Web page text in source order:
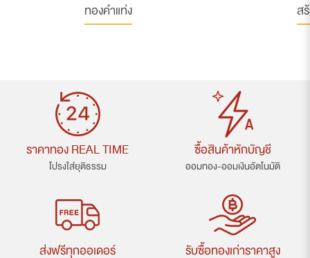
ทองคำแท่ง ส
ราคาทอง REAL TIME
โปรงใส่ยุติธรรม
ซื้อสินค้าหักบัญชี
ออมทอง-ออมเงินอัตโนมัติ
ส่งฟรีทุกออเดอร์ รับซื้อทองเก่าราคาสูง